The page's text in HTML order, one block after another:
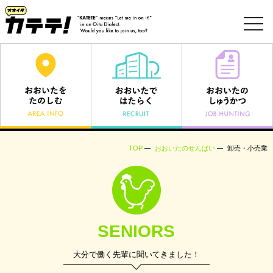
TOP おおいたのせんぱい 卸売・小売業
SENIORS
大分で働く先輩に聞いてきました！